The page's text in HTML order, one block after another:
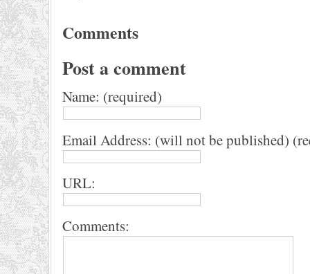
Comments
Post a comment
Name: (required)
Email Address: (will not be published)
URL:
Comments: